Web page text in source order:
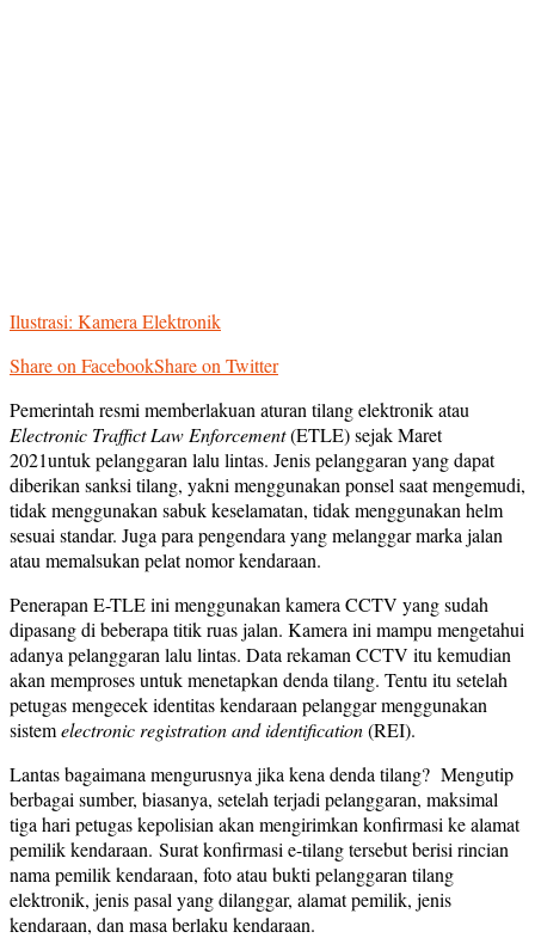
Ilustrasi: Kamera Elektronik
Share on FacebookShare on Twitter
Pemerintah resmi memberlakuan aturan tilang elektronik atau
Electronic Traffict Law Enforcement(ETLE) sejak Maret
2021untuk pelanggaran lalu lintas. Jenis pelanggaran yang dapat
diberikan sanksi tilang, yakni menggunakan ponsel saat mengemudi,
tidak menggunakan sabuk keselamatan, tidak menggunakan helm
sesuai standar. Juga para pengendara yang melanggar marka jalan
atau memalsukan pelat nomor kendaraan.
Penerapan E-TLE ini menggunakan kamera CCTV yang sudah
dipasang di beberapa titik ruas jalan. Kamera ini mampu mengetahui
adanya pelanggaran lalu lintas. Data rekaman CCTV itu kemudian
akan memproses untuk menetapkan denda tilang. Tentu itu setelah
petugas mengecek identitas kendaraan pelanggar menggunakan
sistemelectronic registration and identification(REI).
Lantas bagaimana mengurusnya jika kena denda tilang? Mengutip
berbagai sumber, biasanya, setelah terjadi pelanggaran, maksimal
tiga hari petugas kepolisian akan mengirimkan konfirmasi ke alamat
pemilik kendaraan. Surat konfirmasi e-tilang tersebut berisi rincian
nama pemilik kendaraan, foto atau bukti pelanggaran tilang
elektronik, jenis pasal yang dilanggar, alamat pemilik, jenis
kendaraan, dan masa berlaku kendaraan.